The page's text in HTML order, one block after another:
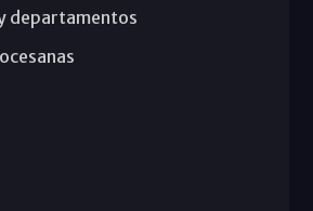
departamentos